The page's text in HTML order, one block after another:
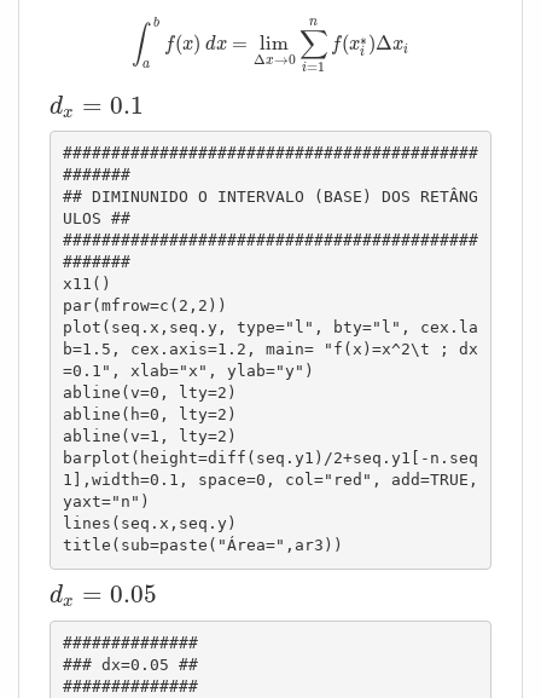
∫ b
a
f(x) dx = lim
Δx→0
n
∑
i=1
f(x∗
i )Δxi
abf 0∑
dx = 0.1
d =0.1
###########################################
#######
## DIMINUNIDO O INTERVALO (BASE) DOS RETÂNG
ULOS ##
###########################################
#######
x11()
par(mfrow=c(2,2))
plot(seq.x,seq.y, type="l", bty="l", cex.la
b=1.5, cex.axis=1.2, main= "f(x)=x^2\t ; dx
=0.1", xlab="x", ylab="y")
abline(v=0, lty=2)
abline(h=0, lty=2)
abline(v=1, lty=2)
barplot(height=diff(seq.y1)/2+seq.y1[-n.seq
1],width=0.1, space=0, col="red", add=TRUE,
yaxt="n")
lines(seq.x,seq.y)
title(sub=paste("Área=",ar3))
dx = 0.05
d =0.05
##############
### dx=0.05 ##
##############